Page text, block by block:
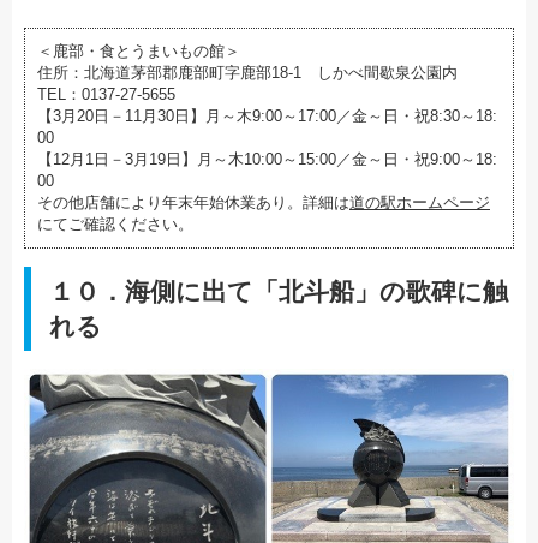
＜鹿部・食とうまいもの館＞
住所：北海道茅部郡鹿部町字鹿部18-1 しかべ間歇泉公園内
TEL：0137-27-5655
【3月20日－11月30日】月～木9:00～17:00／金～日・祝8:30～18:
00
【12月1日－3月19日】月～木10:00～15:00／金～日・祝9:00～18:
00
その他店舗により年末年始休業あり。詳細は道の駅ホームページ
にてご確認ください。
１０．海側に出て「北斗船」の歌碑に触
れる